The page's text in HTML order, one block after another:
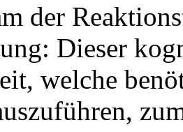
der
Dieser
welche